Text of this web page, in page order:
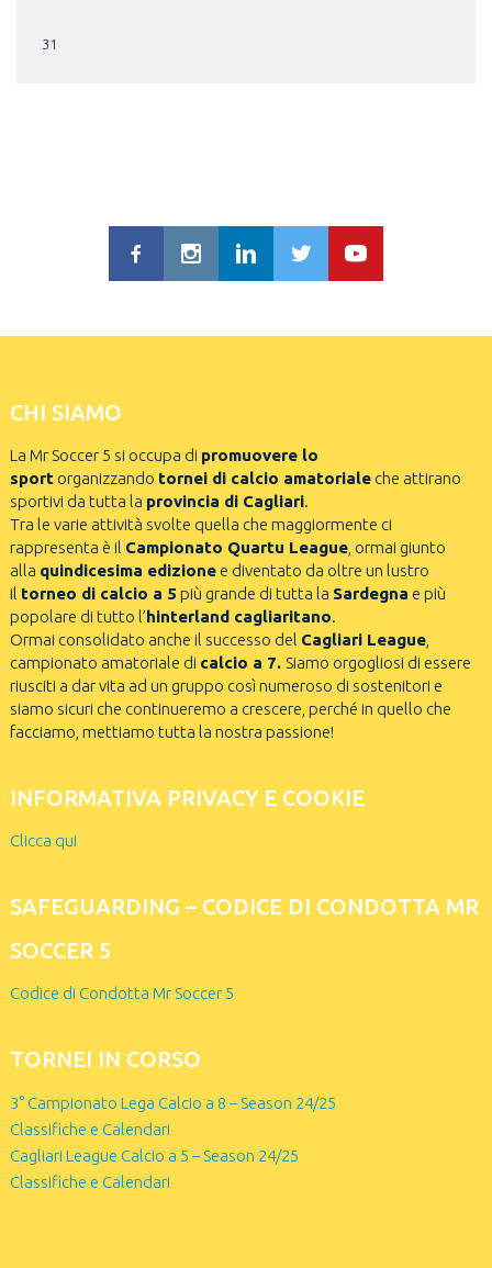
31
CHI SIAMO
La Mr Soccer 5 si occupa di promuovere lo
sportorganizzando tornei di calcio amatorialeche attirano
sportivi da tutta la provincia di Cagliari.
Tra le varie attività svolte quella che maggiormente ci
rappresenta è il Campionato Quartu League, ormai giunto
alla quindicesima edizionee diventato da oltre un lustro
il torneo di calcio a 5 più grande di tutta la Sardegna e più
popolare di tutto l’hinterland cagliaritano.
Ormai consolidato anche il successo del Cagliari League,
campionato amatoriale di calcio a 7. Siamo orgogliosi di essere
riusciti a dar vita ad un gruppo così numeroso di sostenitori e
siamo sicuri che continueremo a crescere, perché in quello che
facciamo, mettiamo tutta la nostra passione!
INFORMATIVA PRIVACY E COOKIE
Clicca qui
SAFEGUARDING – CODICE DI CONDOTTA MR
SOCCER 5
Codice di Condotta Mr Soccer 5
TORNEI IN CORSO
3° Campionato Lega Calcio a 8 – Season 24/25
Classifiche e Calendari
Cagliari League Calcio a 5 – Season 24/25
Classifiche e Calendari